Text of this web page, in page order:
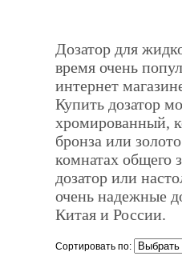
Дозатор для
время очень
интернет
Купить дозатор
хромированный,
бронза или
комнатах общего
дозатор или
очень надежные
Китая и России.
Сортировать по: